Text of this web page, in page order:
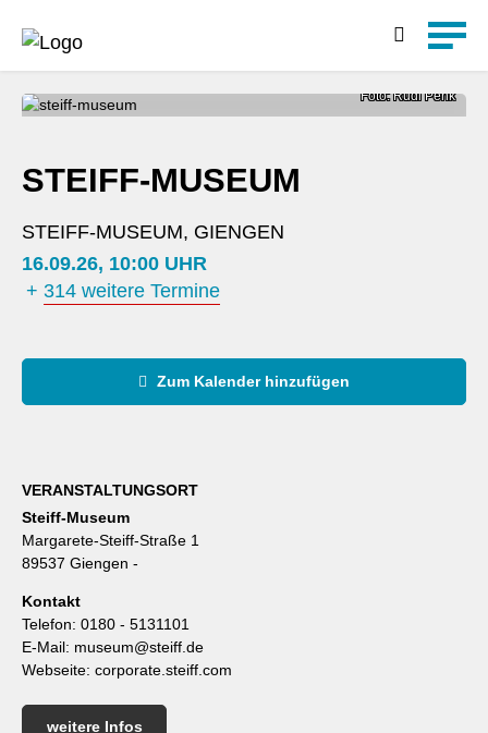
Foto: Rudi Penk
STEIFF-MUSEUM
STEIFF-MUSEUM, GIENGEN
16.09.26, 10:00 UHR
+ 314 weitere Termine
Zum Kalender hinzufügen
VERANSTALTUNGSORT
Steiff-Museum
Margarete-Steiff-Straße 1
89537 Giengen -
Kontakt
Telefon: 0180 - 5131101
E-Mail: museum@steiff.de
Webseite: corporate.steiff.com
weitere Infos